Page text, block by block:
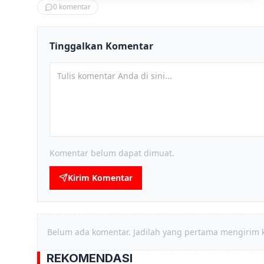
0 komentar
Tinggalkan Komentar
Komentar belum dapat dimuat.
Kirim Komentar
Belum ada komentar. Jadilah yang pertama mengirim
REKOMENDASI